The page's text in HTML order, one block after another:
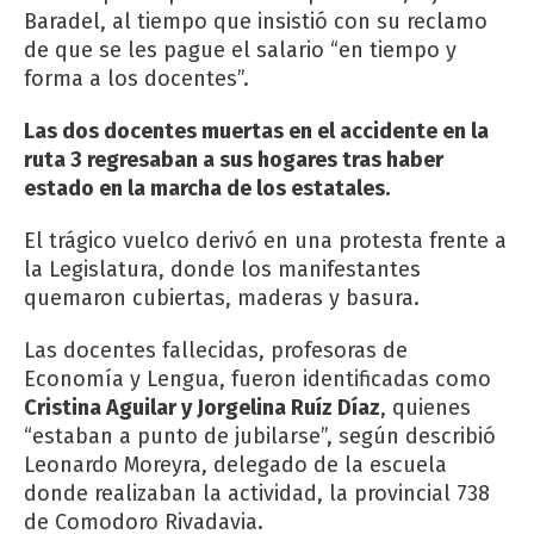
Baradel, al tiempo que insistió con su reclamo
de que se les pague el salario “en tiempo y
forma a los docentes”.
Las dos docentes muertas en el accidente en la
ruta 3 regresaban a sus hogares tras haber
estado en la marcha de los estatales.
El trágico vuelco derivó en una protesta frente a
la Legislatura, donde los manifestantes
quemaron cubiertas, maderas y basura.
Las docentes fallecidas, profesoras de
Economía y Lengua, fueron identificadas como
Cristina Aguilar y Jorgelina Ruíz Díaz, quienes
“estaban a punto de jubilarse”, según describió
Leonardo Moreyra, delegado de la escuela
donde realizaban la actividad, la provincial 738
de Comodoro Rivadavia.